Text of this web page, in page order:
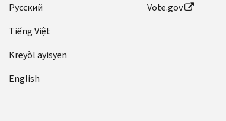
Pусский
Tiếng Việt
Kreyòl ayisyen
English
Vote.gov